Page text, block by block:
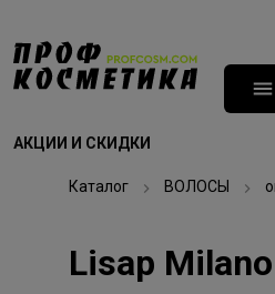
АКЦИИ И СКИДКИ
Каталог ВОЛОСЫ
Lisap